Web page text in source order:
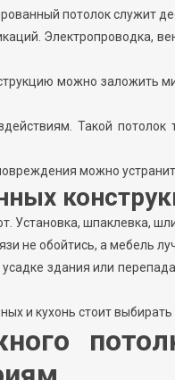
потолок служит
Электропроводка,
можно заложить
Такой
можно
Установка, шпаклевка,
не обойтись, а мебель
здания или
и кухонь стоит выбирать